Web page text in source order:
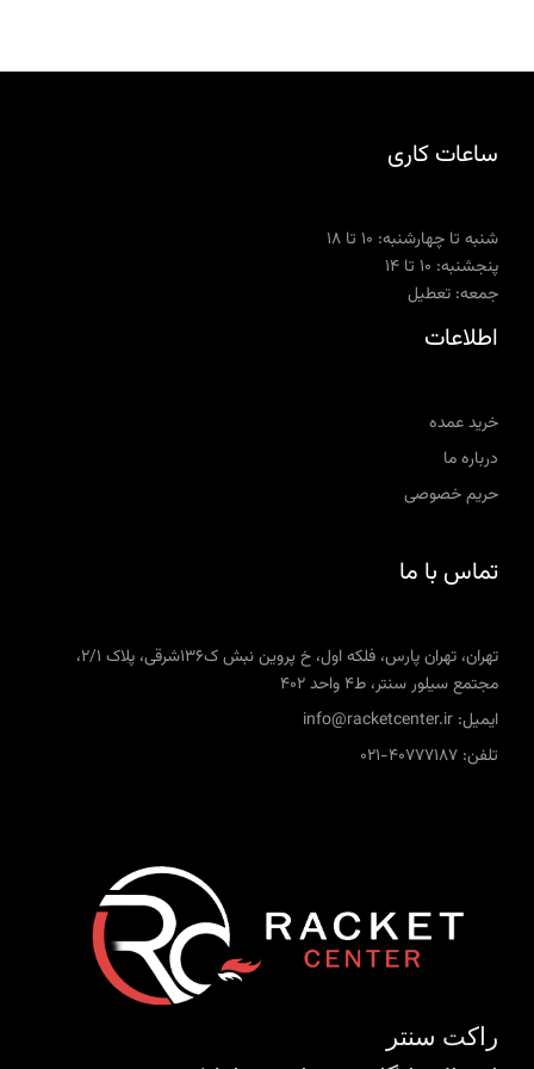
ساعات کاری
شنبه تا چهارشنبه: ۱۰ تا ۱۸
پنجشنبه: ۱۰ تا ۱۴
جمعه: تعطیل
اطلاعات
خرید عمده
درباره ما
حریم خصوصی
تماس با ما
تهران، تهران پارس، فلکه اول، خ پروین نبش ک136شرقی، پلاک 2/1،
مجتمع سیلور سنتر، ط4 واحد 402
ایمیل: info@racketcenter.ir
تلفن: 40777187-021
راکت سنتر